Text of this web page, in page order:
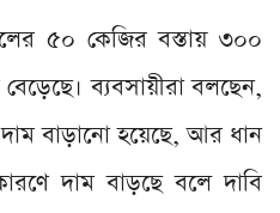
৫০ কেজির বস্তায় ৩০০
ব্যবসায়ীরা বলছেন,
দাম বাড়ানো হয়েছে, আর ধান
দাম বাড়ছে বলে দাবি